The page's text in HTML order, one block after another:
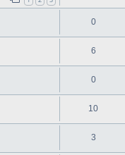
0
6
0
10
3